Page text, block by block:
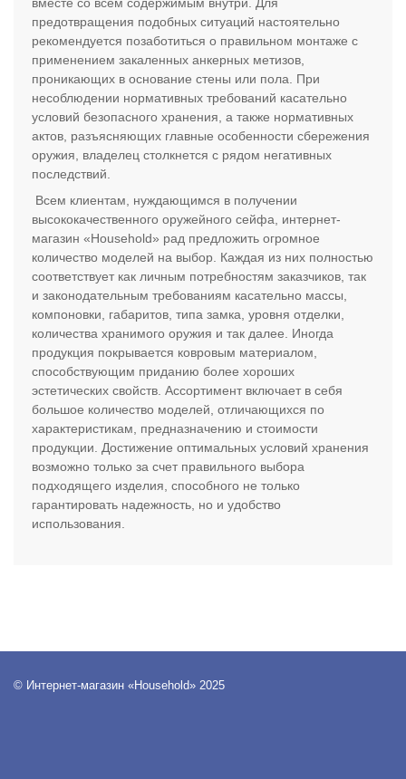
предотвращения подобных ситуаций настоятельно
рекомендуется позаботиться о правильном монтаже с
применением закаленных анкерных метизов,
проникающих в основание стены или пола. При
несоблюдении нормативных требований касательно
условий безопасного хранения, а также нормативных
актов, разъясняющих главные особенности сбережения
оружия, владелец столкнется с рядом негативных
последствий.
Всем клиентам, нуждающимся в получении
высококачественного оружейного сейфа, интернет-
магазин «Household» рад предложить огромное
количество моделей на выбор. Каждая из них полностью
соответствует как личным потребностям заказчиков, так
и законодательным требованиям касательно массы,
компоновки, габаритов, типа замка, уровня отделки,
количества хранимого оружия и так далее. Иногда
продукция покрывается ковровым материалом,
способствующим приданию более хороших
эстетических свойств. Ассортимент включает в себя
большое количество моделей, отличающихся по
характеристикам, предназначению и стоимости
продукции. Достижение оптимальных условий хранения
возможно только за счет правильного выбора
подходящего изделия, способного не только
гарантировать надежность, но и удобство
использования.
© Интернет-магазин «Household» 2025